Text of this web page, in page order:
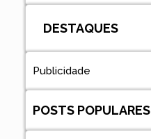
DESTAQUES
Publicidade
POSTS POPULARES